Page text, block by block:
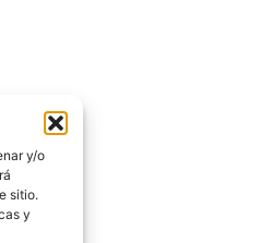
y/o
sitio.
y